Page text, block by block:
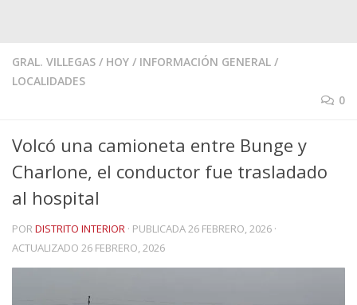
GRAL. VILLEGAS / HOY / INFORMACIÓN GENERAL /
LOCALIDADES
0
Volcó una camioneta entre Bunge y
Charlone, el conductor fue trasladado
al hospital
PORDISTRITO INTERIOR · PUBLICADA26 FEBRERO, 2026 ·
ACTUALIZADO 26 FEBRERO, 2026